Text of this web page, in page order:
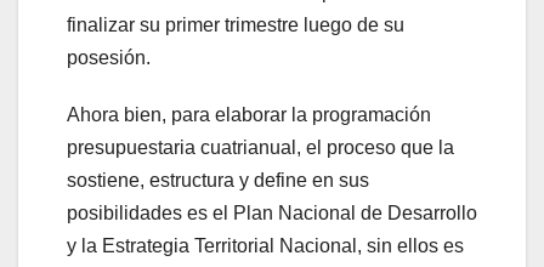
finalizar su primer trimestre luego de su
posesión.
Ahora bien, para elaborar la programación
presupuestaria cuatrianual, el proceso que la
sostiene, estructura y define en sus
posibilidades es el Plan Nacional de Desarrollo
y la Estrategia Territorial Nacional, sin ellos es